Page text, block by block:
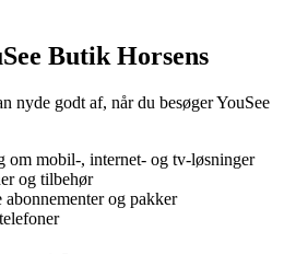
Butik Horsens
nyde godt af, når du besøger YouSee
om mobil-, internet- og tv-løsninger
og tilbehør
og pakker